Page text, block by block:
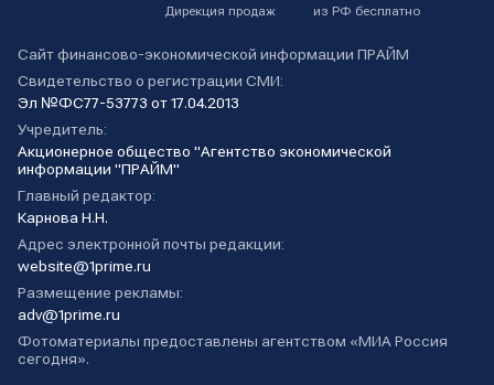
Дирекция продаж из РФ бесплатно
Сайт финансово-экономической информации ПРАЙМ
Свидетельство о регистрации СМИ:
Эл №ФС77-53773 от 17.04.2013
Учредитель:
Акционерное общество "Агентство экономической
информации "ПРАЙМ"
Главный редактор:
Карнова Н.Н.
Адрес электронной почты редакции:
website@1prime.ru
Размещение рекламы:
adv@1prime.ru
Фотоматериалы предоставлены агентством «МИА Россия
сегодня».